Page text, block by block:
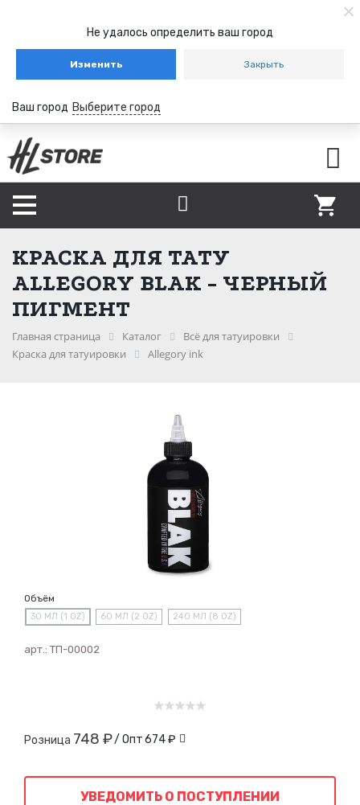
Не удалось определить ваш город
Изменить Закрыть
Ваш город Выберите город
КРАСКА ДЛЯ ТАТУ
ALLEGORY BLAK - ЧЕРНЫЙ
ПИГМЕНТ
Главная страница Каталог
Всё для татуировки
Краска для татуировки
Allegory ink
Объём
30 МЛ (1 OZ) 60 МЛ (2 OZ) 240 МЛ (8 OZ)
арт.: ТП-00002
Розница 748 ₽/ Опт674 ₽
УВЕДОМИТЬ О ПОСТУПЛЕНИИ